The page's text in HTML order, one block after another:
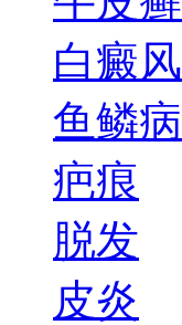
白癜风
鱼鳞病
疤痕
脱发
皮炎